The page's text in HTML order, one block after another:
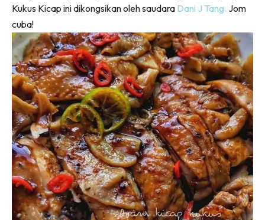
Kukus Kicap ini dikongsikan oleh saudara Dani J Tang. Jom
cuba!